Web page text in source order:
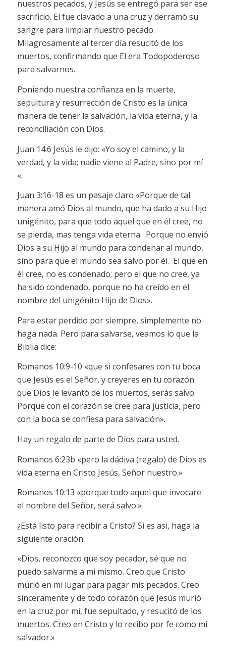
nuestros pecados, y Jesús se entregó para ser ese
sacrificio. El fue clavado a una cruz y derramó su
sangre para limpiar nuestro pecado.
Milagrosamente al tercer día resucitó de los
muertos, confirmando que El era Todopoderoso
para salvarnos.
Poniendo nuestra confianza en la muerte,
sepultura y resurrección de Cristo es la única
manera de tener la salvación, la vida eterna, y la
reconciliación con Dios.
Juan 14:6 Jesús le dijo: «Yo soy el camino, y la
verdad, y la vida; nadie viene al Padre, sino por mí
«.
Juan 3:16-18 es un pasaje claro «Porque de tal
manera amó Dios al mundo, que ha dado a su Hijo
unigénito, para que todo aquel que en él cree, no
se pierda, mas tenga vida eterna. Porque no envió
Dios a su Hijo al mundo para condenar al mundo,
sino para que el mundo sea salvo por él. El que en
él cree, no es condenado; pero el que no cree, ya
ha sido condenado, porque no ha creído en el
nombre del unigénito Hijo de Dios».
Para estar perdido por siempre, simplemente no
haga nada. Pero para salvarse, veamos lo que la
Biblia dice:
Romanos 10:9-10 «que si confesares con tu boca
que Jesús es el Señor, y creyeres en tu corazón
que Dios le levantó de los muertos, serás salvo.
Porque con el corazón se cree para justicia, pero
con la boca se confiesa para salvación».
Hay un regalo de parte de Dios para usted.
Romanos 6:23b «pero la dádiva (regalo) de Dios es
vida eterna en Cristo Jesús, Señor nuestro.»
Romanos 10:13 «porque todo aquel que invocare
el nombre del Señor, será salvo.»
¿Está listo para recibir a Cristo? Si es asi, haga la
siguiente oración:
«Dios, reconozco que soy pecador, sé que no
puedo salvarme a mi mismo. Creo que Cristo
murió en mi lugar para pagar mis pecados. Creo
sinceramente y de todo corazón que Jesús murió
en la cruz por mí, fue sepultado, y resucitó de los
muertos. Creo en Cristo y lo recibo por fe como mi
salvador.»